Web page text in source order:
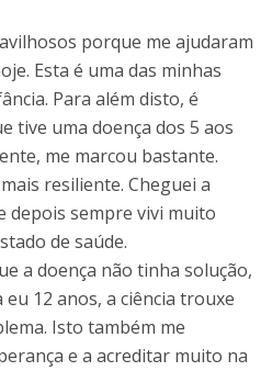
porque me ajudaram
Esta é uma das minhas
Para além disto, é
tive uma doença dos 5 aos
me marcou bastante.
resiliente. Cheguei a
depois sempre vivi muito
de saúde.
a doença não tinha solução,
12 anos, a ciência trouxe
Isto também me
e a acreditar muito na